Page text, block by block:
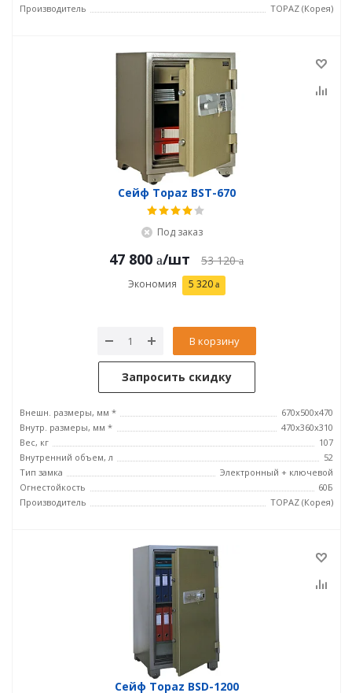
Производитель
TOPAZ (Корея)
Сейф Topaz BST-670
Под заказ
47 800 /шт 53 120
Экономия 5 320
В корзину
Запросить скидку
Внешн. размеры, мм *
670x500x470
Внутр. размеры, мм *
470x360x310
Вес, кг
107
Внутренний объем, л
52
Тип замка
Электронный + ключевой
Огнестойкость
60Б
Производитель
TOPAZ (Корея)
Сейф Topaz BSD-1200